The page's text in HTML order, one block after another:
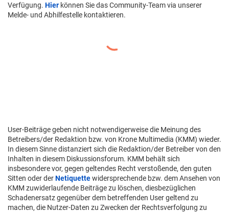
Verfügung. Hier können Sie das Community-Team via unserer
Melde- und Abhilfestelle kontaktieren.
User-Beiträge geben nicht notwendigerweise die Meinung des
Betreibers/der Redaktion bzw. von Krone Multimedia (KMM) wieder.
In diesem Sinne distanziert sich die Redaktion/der Betreiber von den
Inhalten in diesem Diskussionsforum. KMM behält sich
insbesondere vor, gegen geltendes Recht verstoßende, den guten
Sitten oder derNetiquettewidersprechende bzw. dem Ansehen von
KMM zuwiderlaufende Beiträge zu löschen, diesbezüglichen
Schadenersatz gegenüber dem betreffenden User geltend zu
machen, die Nutzer-Daten zu Zwecken der Rechtsverfolgung zu